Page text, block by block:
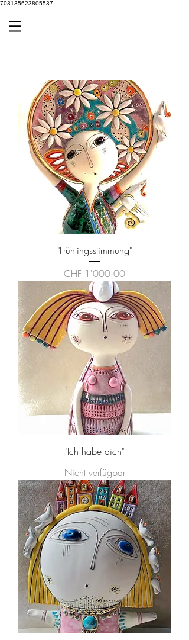
703135623805537
"Frühlingsstimmung"
Preis
CHF 1'000.00
"Ich habe dich"
Nicht verfügbar